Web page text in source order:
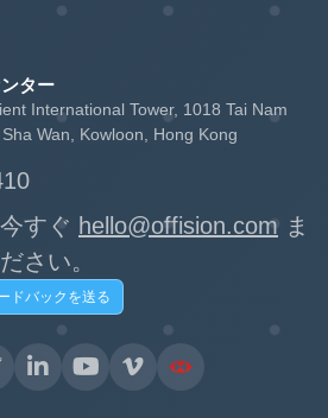
ター
International Tower, 1018 Tai Nam
Wan, Kowloon, Hong Kong
すぐ hello@offision.com ま
さい。
ドバックを送る